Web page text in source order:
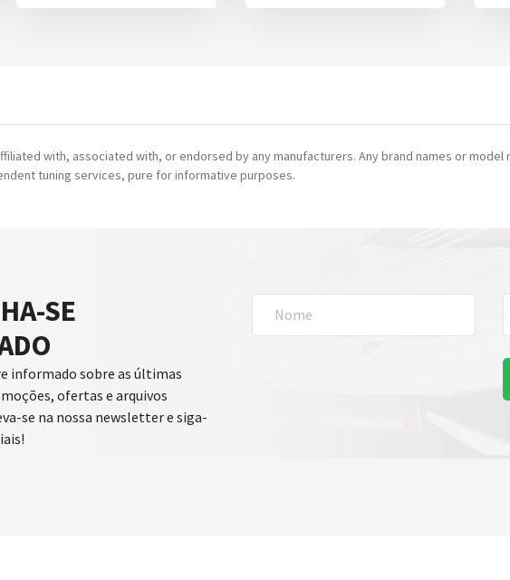
with, associated with, or endorsed by any manufacturers. Any brand names or
tuning services, pure for informative purposes.
SE
informado sobre as últimas
ofertas e arquivos
se na nossa newsletter e siga-